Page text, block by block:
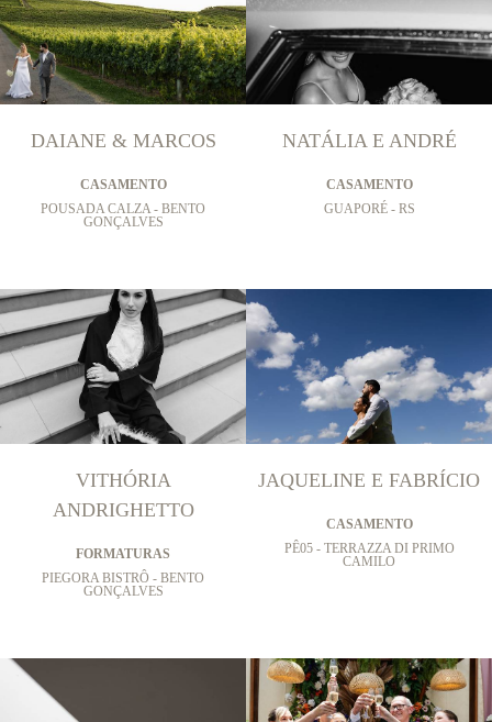
DAIANE & MARCOS
CASAMENTO
POUSADA CALZA - BENTO
GONÇALVES
NATÁLIA E ANDRÉ
CASAMENTO
GUAPORÉ - RS
VITHÓRIA
ANDRIGHETTO
FORMATURAS
PIEGORA BISTRÔ - BENTO
GONÇALVES
JAQUELINE E FABRÍCIO
CASAMENTO
PÊ05 - TERRAZZA DI PRIMO
CAMILO